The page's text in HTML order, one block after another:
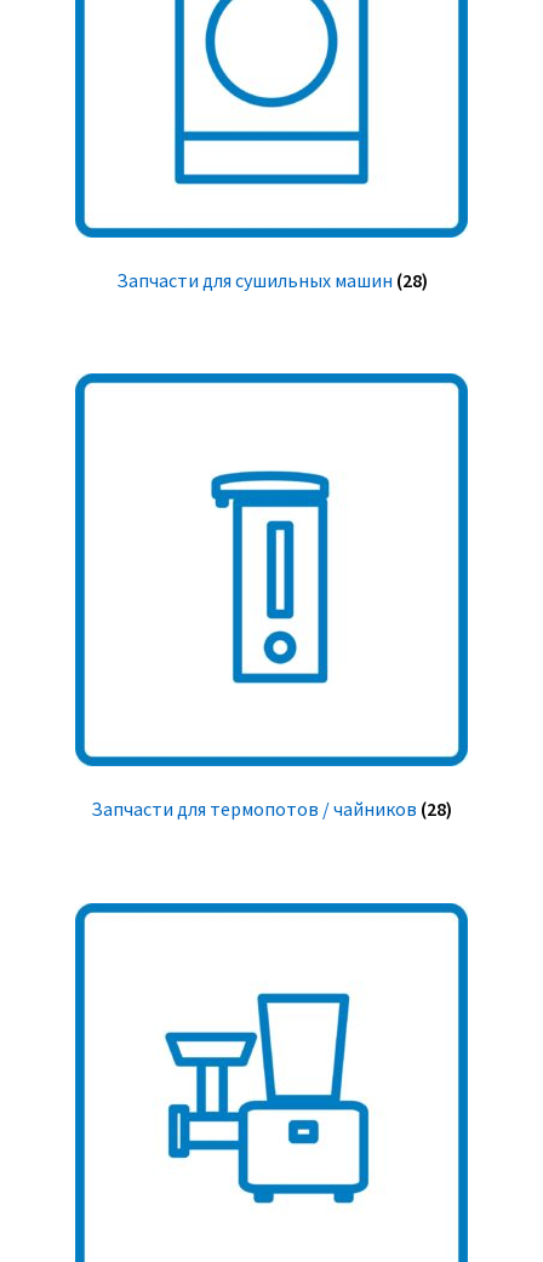
Запчасти для сушильных машин (28)
Запчасти для термопотов / чайников (28)